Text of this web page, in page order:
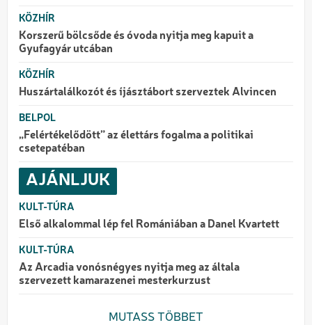
KÖZHÍR
Korszerű bölcsőde és óvoda nyitja meg kapuit a
Gyufagyár utcában
KÖZHÍR
Huszártalálkozót és íjásztábort szerveztek Alvincen
BELPOL
„Felértékelődött” az élettárs fogalma a politikai
csetepatéban
AJÁNLJUK
KULT-TÚRA
Első alkalommal lép fel Romániában a Danel Kvartett
KULT-TÚRA
Az Arcadia vonósnégyes nyitja meg az általa
szervezett kamarazenei mesterkurzust
MUTASS TÖBBET